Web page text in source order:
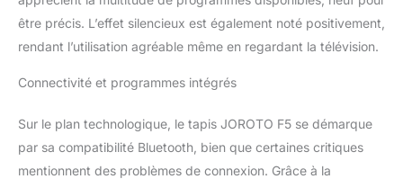
être précis. L’effet silencieux est également noté positivement,
rendant l’utilisation agréable même en regardant la télévision.
Connectivité et programmes intégrés
Sur le plan technologique, le tapis JOROTO F5 se démarque
par sa compatibilité Bluetooth, bien que certaines critiques
mentionnent des problèmes de connexion. Grâce à la